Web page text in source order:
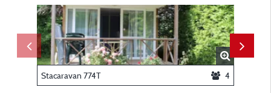
Stacaravan 774T 4